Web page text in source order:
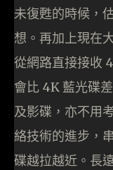
未復甦的時候，
想。再加上現在
從網路直接接收
會比 4K 藍光碟
及影碟，亦不用
絡技術的進步，
碟越拉越近。長